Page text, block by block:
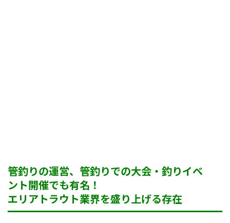
管釣りの運営、管釣りでの大会・釣りイベ
ント開催でも有名！
エリアトラウト業界を盛り上げる存在